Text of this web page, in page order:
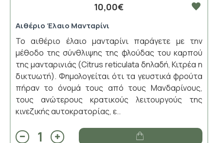
10,00€
Αιθέριο Έλαιο Μανταρίνι
Το αιθέριο έλαιο μανταρίνι παράγετε με την
μέθοδο της σύνθλιψης της φλούδας του καρπού
της μανταρινιάς (Citrus reticulata δηλαδή, Κιτρέα η
δικτυωτή). Φημολογείται ότι τα γευστικά φρούτα
πήραν το όνομά τους από τους Μανδαρίνους,
τους ανώτερους κρατικούς λειτουργούς της
κινεζικής αυτοκρατορίας, ε..